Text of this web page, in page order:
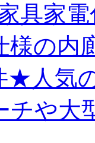
具家電
の内
★人気
チや大